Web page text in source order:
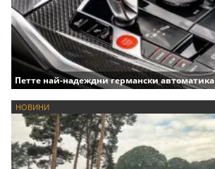
Петте най-надеждни германски автоматика
НОВИНИ